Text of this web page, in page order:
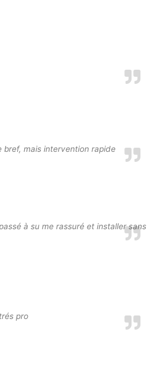
bref, mais intervention rapide
à su me rassuré et installer sans
pro